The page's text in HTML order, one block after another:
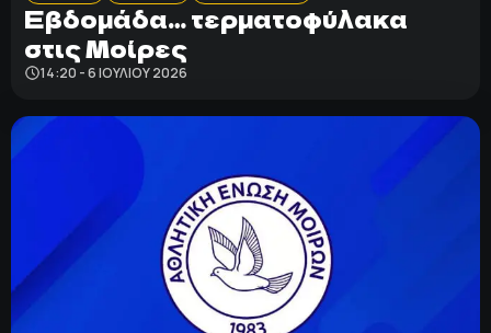
Εβδομάδα… τερματοφύλακα
στις Μοίρες
14:20 - 6 ΙΟΥΛΊΟΥ 2026